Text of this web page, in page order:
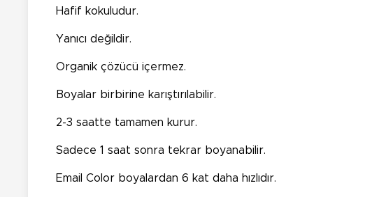
Hafif kokuludur.
Yanıcı değildir.
Organik çözücü içermez.
Boyalar birbirine karıştırılabilir.
2-3 saatte tamamen kurur.
Sadece 1 saat sonra tekrar boyanabilir.
Email Color boyalardan 6 kat daha hızlıdır.